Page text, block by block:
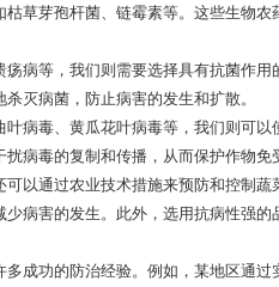
草芽孢杆菌、链霉素等。这些生物
病等，我们则需要选择具有抗菌作
灭病菌，防止病害的发生和扩散。
病毒、黄瓜花叶病毒等，我们则可
病毒的复制和传播，从而保护作物免
以通过农业技术措施来预防和控制
病害的发生。此外，选用抗病性强
成功的防治经验。例如，某地区通